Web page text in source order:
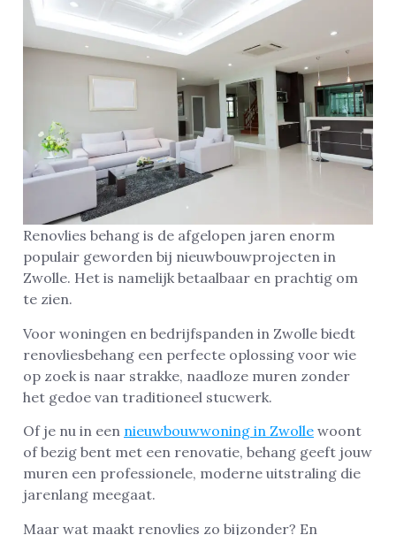
Renovlies behang is de afgelopen jaren enorm
populair geworden bij nieuwbouwprojecten in
Zwolle. Het is namelijk betaalbaar en prachtig om
te zien.
Voor woningen en bedrijfspanden in Zwolle biedt
renovliesbehang een perfecte oplossing voor wie
op zoek is naar strakke, naadloze muren zonder
het gedoe van traditioneel stucwerk.
Of je nu in een nieuwbouwwoning in Zwolle woont
of bezig bent met een renovatie, behang geeft jouw
muren een professionele, moderne uitstraling die
jarenlang meegaat.
Maar wat maakt renovlies zo bijzonder? En